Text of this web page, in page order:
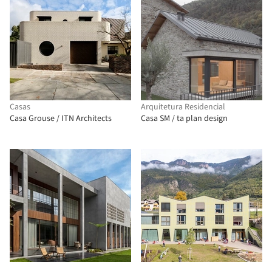
Casas
Casa Grouse / ITN Architects
Arquitetura Residencial
Casa SM / ta plan design